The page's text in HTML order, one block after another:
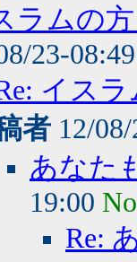
ラムの
23-
イス
者 12/
あなた
19:00
Re: